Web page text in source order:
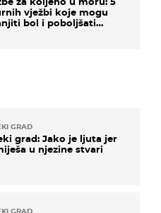
GRAD
grad: Jako je ljuta jer
u njezine stvari
GRAD
vježbi koje mogu
bol i poboljšati